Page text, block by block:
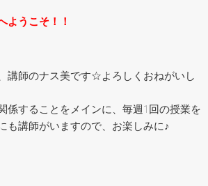
うこそ！！
講師のナス美です☆よろしくおねがいし
係することをメインに、毎週1回の授業を
も講師がいますので、お楽しみに♪